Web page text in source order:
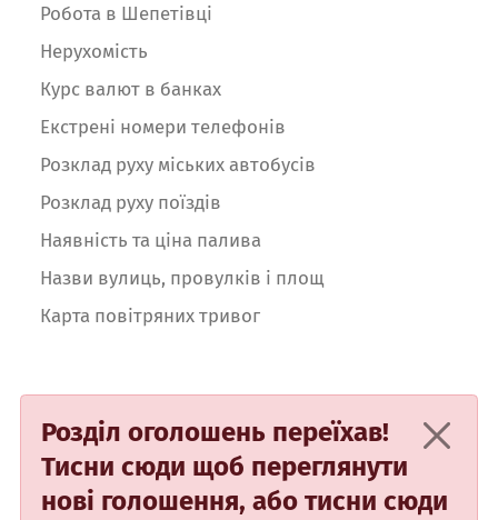
Робота в Шепетівці
Нерухомість
Курс валют в банках
Екстрені номери телефонів
Розклад руху міських автобусів
Розклад руху поїздів
Наявність та ціна палива
Назви вулиць, провулків і площ
Карта повітряних тривог
Розділ оголошень переїхав!
Тисни сюди щоб переглянути
нові голошення, або тисни сюди